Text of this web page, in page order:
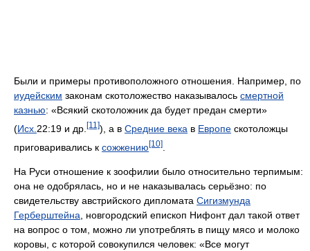
Были и примеры противоположного отношения. Например, по
иудейским законам скотоложество наказывалось смертной
казнью: «Всякий скотоложник да будет предан смерти»
(Исх. 22:19 и др. [11]), а в Средние века в Европе скотоложцы
приговаривались к сожжению[10]
На Руси отношение к зоофилии было относительно терпимым:
она не одобрялась, но и не наказывалась серьёзно: по
свидетельству австрийского дипломата Сигизмунда
Герберштейна, новгородский епископ Нифонт дал такой ответ
на вопрос о том, можно ли употреблять в пищу мясо и молоко
коровы, с которой совокупился человек: «Все могут